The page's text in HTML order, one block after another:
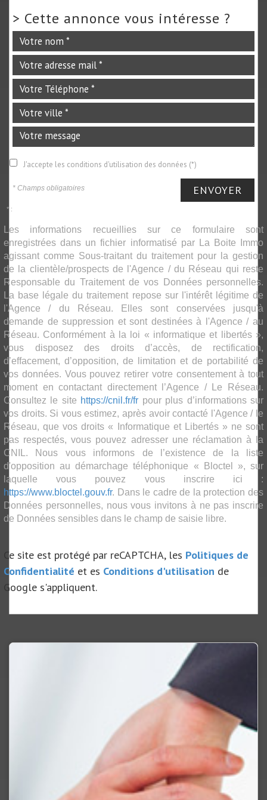
> Cette annonce vous intéresse ?
J'accepte les conditions d'utilisation des données (*)
* Champs obligatoires ENVOYER
* :
Les informations recueillies sur ce formulaire sont
enregistrées dans un fichier informatisé par La Boite Immo
agissant comme Sous-traitant du traitement pour la gestion
de la clientèle/prospects de l'Agence / du Réseau qui reste
Responsable du Traitement de vos Données personnelles.
La base légale du traitement repose sur l'intérêt légitime de
l'Agence / du Réseau. Elles sont conservées jusqu'à
demande de suppression et sont destinées à l'Agence / au
Réseau. Conformément à la loi « informatique et libertés »,
vous disposez des droits d’accès, de rectification,
d’effacement, d’opposition, de limitation et de portabilité de
vos données. Vous pouvez retirer votre consentement à tout
moment en contactant directement l’Agence / Le Réseau.
Consultez le site https://cnil.fr/fr pour plus d’informations sur
vos droits. Si vous estimez, après avoir contacté l'Agence / le
Réseau, que vos droits « Informatique et Libertés » ne sont
pas respectés, vous pouvez adresser une réclamation à la
CNIL. Nous vous informons de l’existence de la liste
d'opposition au démarchage téléphonique « Bloctel », sur
laquelle vous pouvez vous inscrire ici :
https://www.bloctel.gouv.fr. Dans le cadre de la protection des
Données personnelles, nous vous invitons à ne pas inscrire
de Données sensibles dans le champ de saisie libre.
Ce site est protégé par reCAPTCHA, les Politiques de
Confidentialité et es Conditions d'utilisation de
Google s'appliquent.